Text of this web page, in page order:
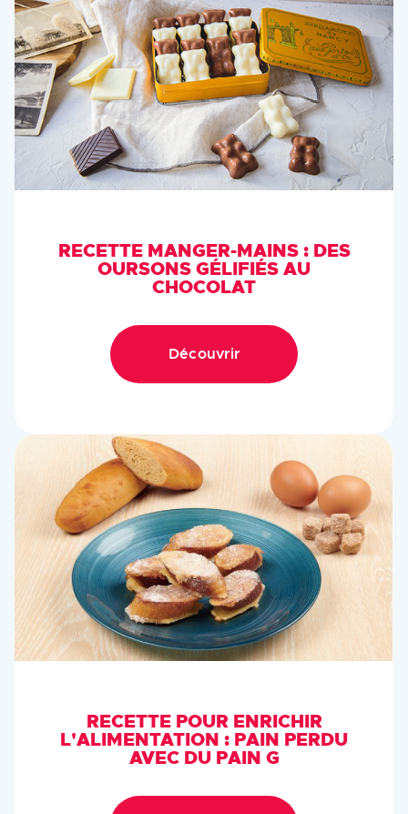
RECETTE MANGER-MAINS : DES
OURSONS GÉLIFIÉS AU
CHOCOLAT
Découvrir
RECETTE POUR ENRICHIR
L'ALIMENTATION : PAIN PERDU
AVEC DU PAIN G